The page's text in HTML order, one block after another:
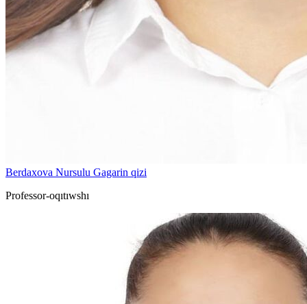
Berdaxova Nursulu Gagarin qizi
Professor-oqıtıwshı